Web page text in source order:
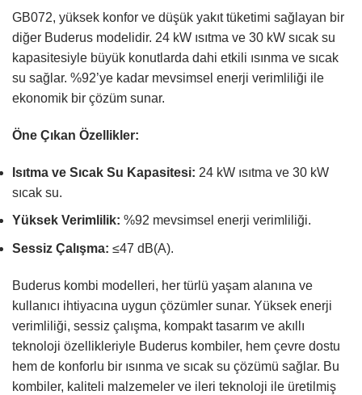
GB072, yüksek konfor ve düşük yakıt tüketimi sağlayan bir
diğer Buderus modelidir. 24 kW ısıtma ve 30 kW sıcak su
kapasitesiyle büyük konutlarda dahi etkili ısınma ve sıcak
su sağlar. %92’ye kadar mevsimsel enerji verimliliği ile
ekonomik bir çözüm sunar.
Öne Çıkan Özellikler:
Isıtma ve Sıcak Su Kapasitesi: 24 kW ısıtma ve 30 kW
sıcak su.
Yüksek Verimlilik: %92 mevsimsel enerji verimliliği.
Sessiz Çalışma: ≤47 dB(A).
Buderus kombi modelleri, her türlü yaşam alanına ve
kullanıcı ihtiyacına uygun çözümler sunar. Yüksek enerji
verimliliği, sessiz çalışma, kompakt tasarım ve akıllı
teknoloji özellikleriyle Buderus kombiler, hem çevre dostu
hem de konforlu bir ısınma ve sıcak su çözümü sağlar. Bu
kombiler, kaliteli malzemeler ve ileri teknoloji ile üretilmiş